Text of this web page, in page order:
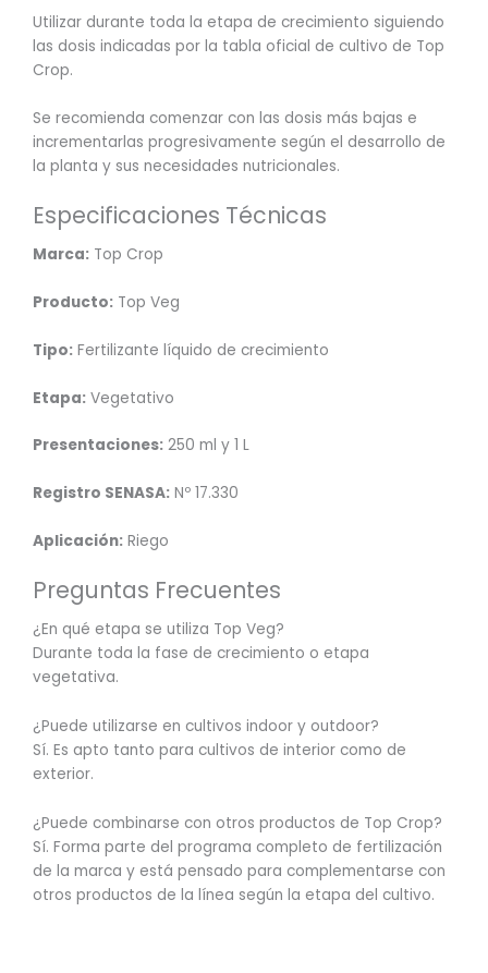
Utilizar durante toda la etapa de crecimiento siguiendo
las dosis indicadas por la tabla oficial de cultivo de Top
Crop.
Se recomienda comenzar con las dosis más bajas e
incrementarlas progresivamente según el desarrollo de
la planta y sus necesidades nutricionales.
Especificaciones Técnicas
Marca: Top Crop
Producto: Top Veg
Tipo: Fertilizante líquido de crecimiento
Etapa: Vegetativo
Presentaciones: 250 ml y 1 L
Registro SENASA: Nº 17.330
Aplicación: Riego
Preguntas Frecuentes
¿En qué etapa se utiliza Top Veg?
Durante toda la fase de crecimiento o etapa
vegetativa.
¿Puede utilizarse en cultivos indoor y outdoor?
Sí. Es apto tanto para cultivos de interior como de
exterior.
¿Puede combinarse con otros productos de Top Crop?
Sí. Forma parte del programa completo de fertilización
de la marca y está pensado para complementarse con
otros productos de la línea según la etapa del cultivo.